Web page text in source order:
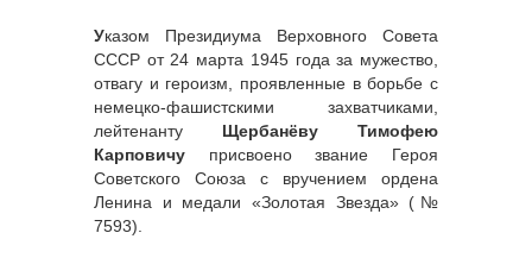
Указом Президиума Верховного Совета
СССР от 24 марта 1945 года за мужество,
отвагу и героизм, проявленные в борьбе с
немецко-фашистскими захватчиками,
лейтенанту Щербанёву Тимофею
Карповичу присвоено звание Героя
Советского Союза с вручением ордена
Ленина и медали «Золотая Звезда» (№
7593).